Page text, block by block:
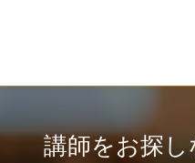
講師をお探